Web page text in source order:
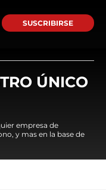
SUSCRIBIRSE
ÚNICO
empresa de
y mas en la base de